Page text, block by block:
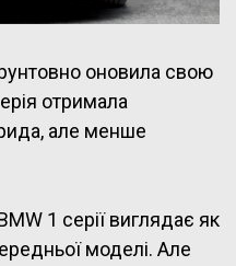
оновила свою
отримала
але менше
1 серії виглядає як
моделі. Але